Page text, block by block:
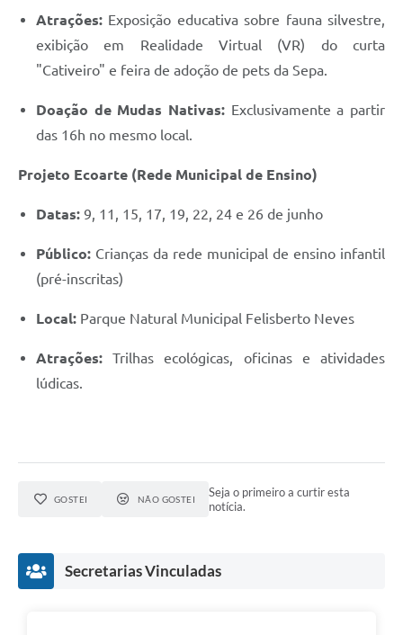
Atrações: Exposição educativa sobre fauna silvestre,
exibição em Realidade Virtual (VR) do curta
"Cativeiro" e feira de adoção de pets da Sepa.
Doação de Mudas Nativas: Exclusivamente a partir
das 16h no mesmo local.
Projeto Ecoarte (Rede Municipal de Ensino)
Datas: 9, 11, 15, 17, 19, 22, 24 e 26 de junho
Público: Crianças da rede municipal de ensino infantil
(pré-inscritas)
Local: Parque Natural Municipal Felisberto Neves
Atrações:Trilhas ecológicas, oficinas e atividades
lúdicas.
GOSTEI NÃO GOSTEI
Seja o primeiro a curtir esta
notícia.
Secretarias Vinculadas